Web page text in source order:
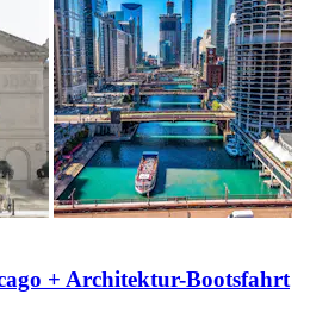
+ Architektur-Bootsfahrt